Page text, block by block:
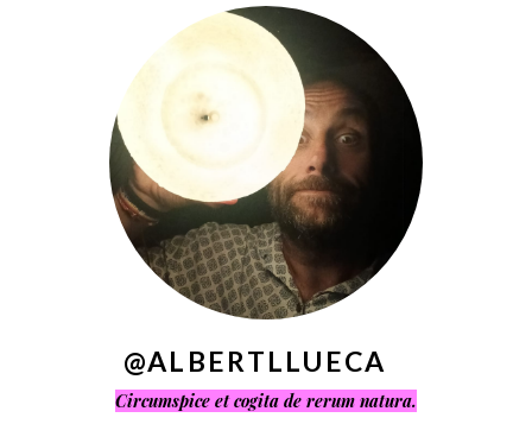
@ALBERTLLUECA
Circumspice et cogita de rerum natura.